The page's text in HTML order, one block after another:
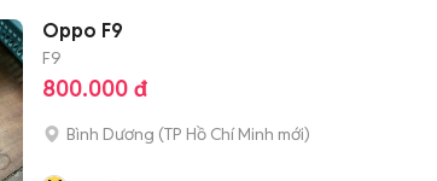
Oppo F9
F9
800.000 đ
Bình Dương (TP Hồ Chí Minh mới)